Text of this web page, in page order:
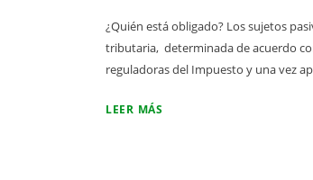
¿Quién está obligado? Los sujetos
tributaria, determinada de acuerdo
reguladoras del Impuesto y una vez
LEER MÁS